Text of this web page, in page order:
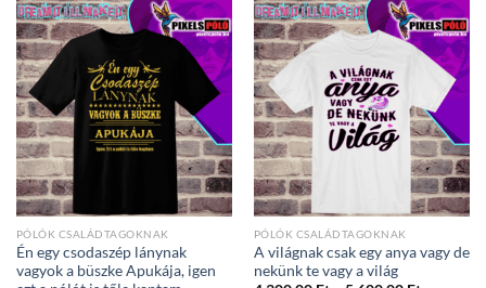
PÓLÓK CSALÁDTAGOKNAK
Én egy csodaszép lánynak
vagyok a büszke Apukája, igen
PÓLÓK CSALÁDTAGOKNAK
A világnak csak egy anya vagy de
nekünk te vagy a világ